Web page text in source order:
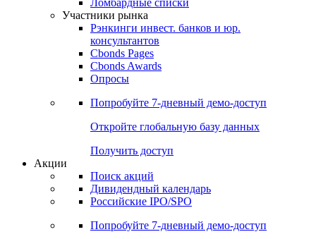
Ломбардные списки
Участники рынка
Рэнкинги инвест. банков и юр.
консультантов
Cbonds Pages
Cbonds Awards
Опросы
Попробуйте 7-дневный демо-доступ
Откройте глобальную базу данных
Получить доступ
Акции
Поиск акций
Дивидендный календарь
Российские IPO/SPO
Попробуйте 7-дневный демо-доступ